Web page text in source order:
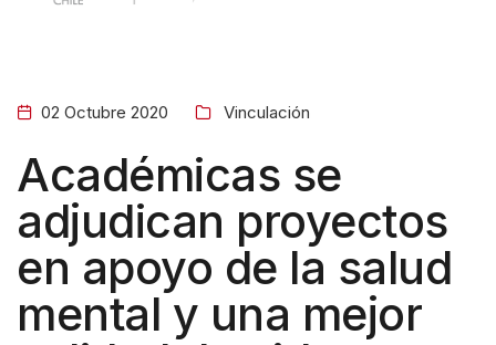
02 Octubre 2020 Vinculación
Académicas se
adjudican proyectos
en apoyo de la salud
mental y una mejor